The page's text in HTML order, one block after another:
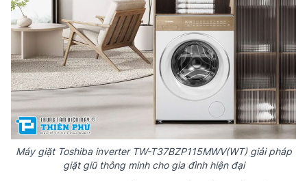
Máy giặt Toshiba inverter TW-T37BZP115MWV(WT) giải pháp
giặt giũ thông minh cho gia đình hiện đại